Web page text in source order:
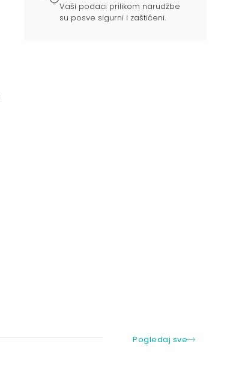
Vaši podaci prilikom narudžbe
su posve sigurni i zaštićeni.
Pogledaj sve